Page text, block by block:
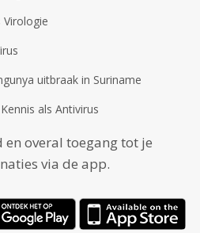
Virologie
uitbraak in Suriname
als Antivirus
en overal toegang tot je
via de app.